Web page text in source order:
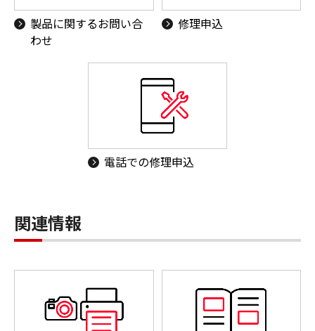
製品に関するお問い合
わせ
修理申込
電話での修理申込
関連情報